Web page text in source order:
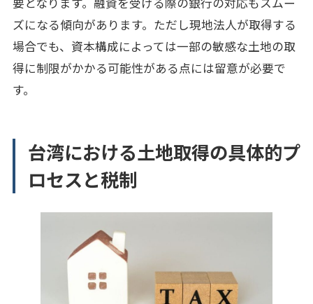
ズになる傾向があります。ただし現地法人が取得する
場合でも、資本構成によっては一部の敏感な土地の取
得に制限がかかる可能性がある点には留意が必要で
す。
台湾における土地取得の具体的プ
ロセスと税制